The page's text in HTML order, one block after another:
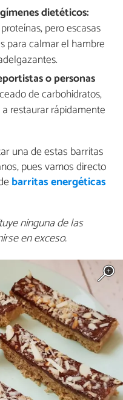
dietéticos:
pero escasas
para calmar el hambre
o personas
de carbohidratos,
restaurar rápidamente
una de estas barritas
pues vamos directo
barritas energéticas
ninguna de las
en exceso.